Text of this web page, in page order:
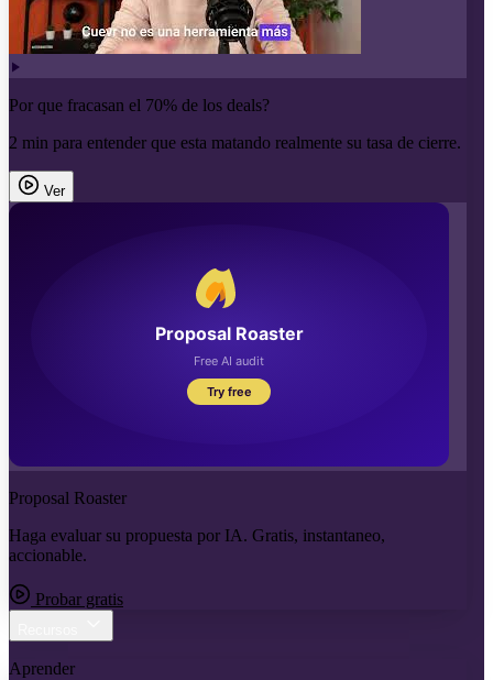
Por que fracasan el 70% de los deals?
2 min para entender que esta matando realmente su tasa de cierre.
Ver
Proposal Roaster
Haga evaluar su propuesta por IA. Gratis, instantaneo,
accionable.
Probar gratis
Aprender